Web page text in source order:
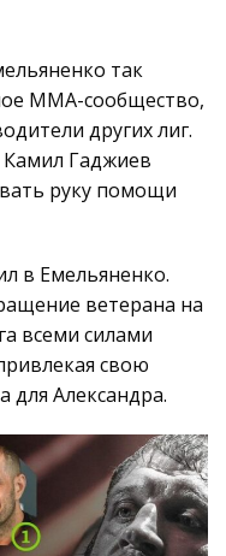
так
ММА-сообщество,
других лиг.
Камил Гаджиев
руку помощи
в Емельяненко.
ветерана на
всеми силами
свою
для Александра.